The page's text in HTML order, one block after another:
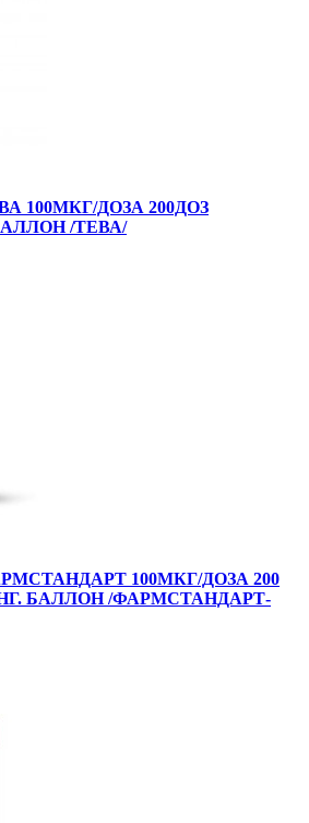
100МКГ/ДОЗА 200ДОЗ
/ТЕВА/
100МКГ/ДОЗА 200
БАЛЛОН /ФАРМСТАНДАРТ-